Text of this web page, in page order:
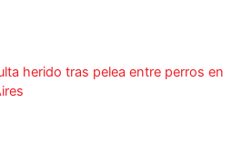
herido tras pelea entre perros en